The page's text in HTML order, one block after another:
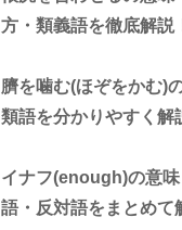
方・類義語を徹底解説
臍を噛む(ほぞをかむ)
類語を分かりやすく解
イナフ(enough)の意
語・反対語をまとめて